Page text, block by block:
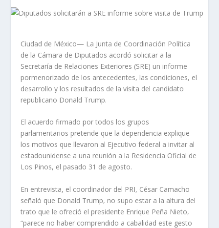
Ciudad de México— La Junta de Coordinación Política
de la Cámara de Diputados acordó solicitar a la
Secretaría de Relaciones Exteriores (SRE) un informe
pormenorizado de los antecedentes, las condiciones, el
desarrollo y los resultados de la visita del candidato
republicano Donald Trump.
El acuerdo firmado por todos los grupos
parlamentarios pretende que la dependencia explique
los motivos que llevaron al Ejecutivo federal a invitar al
estadounidense a una reunión a la Residencia Oficial de
Los Pinos, el pasado 31 de agosto.
En entrevista, el coordinador del PRI, César Camacho
señaló que Donald Trump, no supo estar a la altura del
trato que le ofreció el presidente Enrique Peña Nieto,
“parece no haber comprendido a cabalidad este gesto